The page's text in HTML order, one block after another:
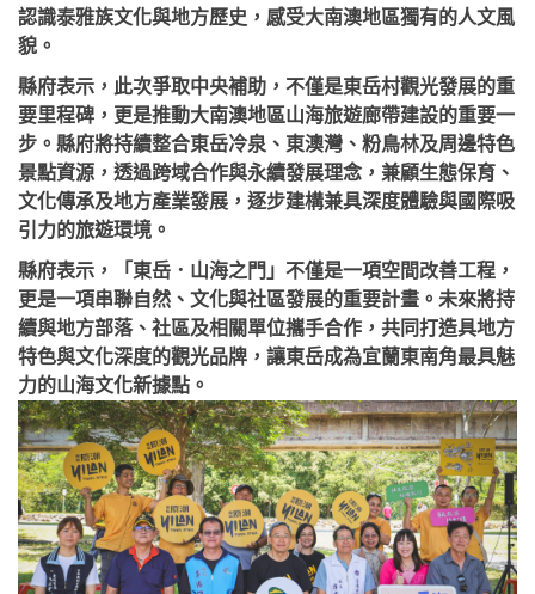
認識泰雅族文化與地方歷史，感受大南澳地區獨有的人文風
貌。
縣府表示，此次爭取中央補助，不僅是東岳村觀光發展的重
要里程碑，更是推動大南澳地區山海旅遊廊帶建設的重要一
步。縣府將持續整合東岳冷泉、東澳灣、粉鳥林及周邊特色
景點資源，透過跨域合作與永續發展理念，兼顧生態保育、
文化傳承及地方產業發展，逐步建構兼具深度體驗與國際吸
引力的旅遊環境。
縣府表示，「東岳．山海之門」不僅是一項空間改善工程，
更是一項串聯自然、文化與社區發展的重要計畫。未來將持
續與地方部落、社區及相關單位攜手合作，共同打造具地方
特色與文化深度的觀光品牌，讓東岳成為宜蘭東南角最具魅
力的山海文化新據點。